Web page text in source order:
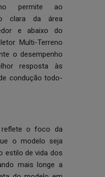
permite ao
clara da área
e abaixo do
Multi-Terreno
o desempenho
resposta às
condução todo-
o foco da
o modelo seja
estilo de vida dos
mais longe a